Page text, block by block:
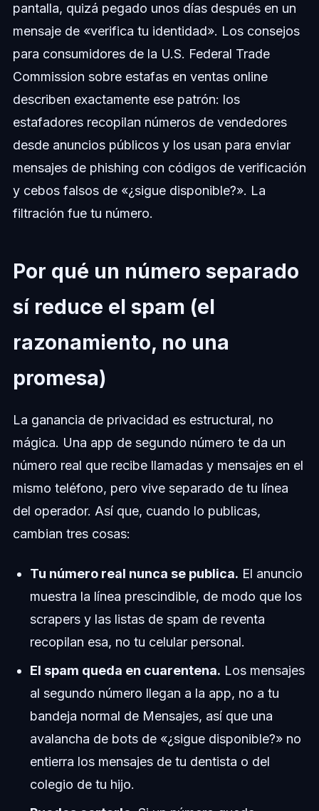
pantalla, quizá pegado unos días después en un
mensaje de «verifica tu identidad». Los consejos
para consumidores de la U.S. Federal Trade
Commission sobre estafas en ventas online
describen exactamente ese patrón: los
estafadores recopilan números de vendedores
desde anuncios públicos y los usan para enviar
mensajes de phishing con códigos de verificación
y cebos falsos de «¿sigue disponible?». La
filtración fue tu número.
Por qué un número separado
sí reduce el spam (el
razonamiento, no una
promesa)
La ganancia de privacidad es estructural, no
mágica. Una app de segundo número te da un
número real que recibe llamadas y mensajes en el
mismo teléfono, pero vive separado de tu línea
del operador. Así que, cuando lo publicas,
cambian tres cosas:
Tu número real nunca se publica. El anuncio
muestra la línea prescindible, de modo que los
scrapers y las listas de spam de reventa
recopilan esa, no tu celular personal.
El spam queda en cuarentena. Los mensajes
al segundo número llegan a la app, no a tu
bandeja normal de Mensajes, así que una
avalancha de bots de «¿sigue disponible?» no
entierra los mensajes de tu dentista o del
colegio de tu hijo.